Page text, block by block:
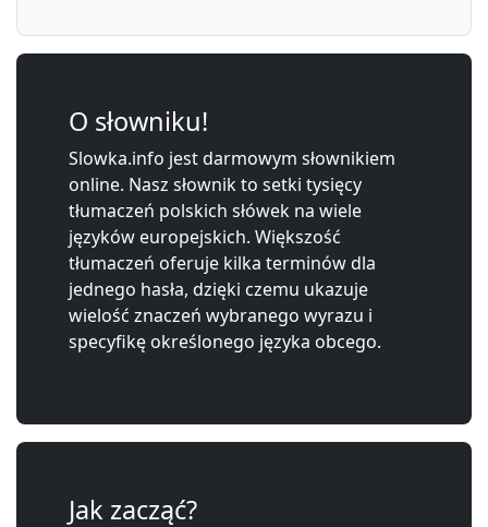
O słowniku!
Slowka.info jest darmowym słownikiem
online. Nasz słownik to setki tysięcy
tłumaczeń polskich słówek na wiele
języków europejskich. Większość
tłumaczeń oferuje kilka terminów dla
jednego hasła, dzięki czemu ukazuje
wielość znaczeń wybranego wyrazu i
specyfikę określonego języka obcego.
Jak zacząć?